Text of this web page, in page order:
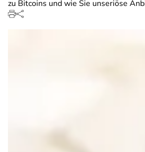
zu Bitcoins und wie Sie unseriöse